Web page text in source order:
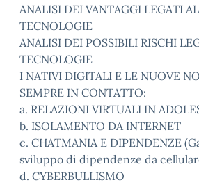
ANALISI DEI VANTAGGI LEGATI
TECNOLOGIE
ANALISI DEI POSSIBILI RISCHI
TECNOLOGIE
I NATIVI DIGITALI E LE NUOVE
SEMPRE IN CONTATTO:
a. RELAZIONI VIRTUALI IN
b. ISOLAMENTO DA INTERNET
c. CHATMANIA E DIPENDENZE
sviluppo di dipendenze da
d. CYBERBULLISMO